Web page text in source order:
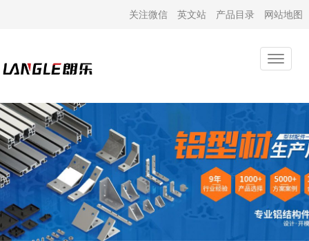
关注微信 英文站 产品目录 网站地图